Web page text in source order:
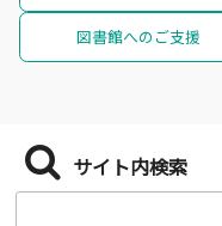
図書館へのご支援
サイト内検索